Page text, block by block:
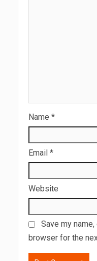
Name *
Email *
Website
Save my
browser for the